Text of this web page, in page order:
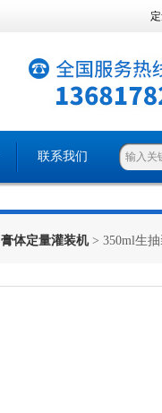
联系我们
膏体定量灌装机> 350ml生